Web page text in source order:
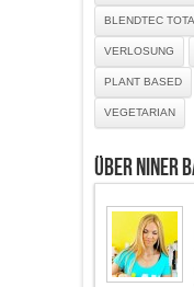
BLENDTEC
VERLOSUNG
PLANT BASED
VEGETARIAN
Über Niner